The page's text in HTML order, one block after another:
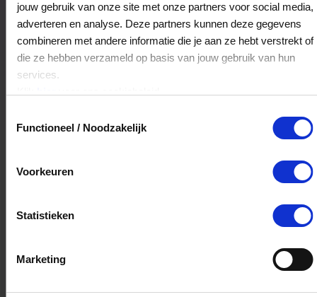
jouw gebruik van onze site met onze partners voor social media,
adverteren en analyse. Deze partners kunnen deze gegevens
combineren met andere informatie die je aan ze hebt verstrekt of
die ze hebben verzameld op basis van jouw gebruik van hun
services.
Functioneel / Noodzakelijk
Voorkeuren
Statistieken
Marketing
Veelgestelde Vragen
Kan ik het saldo in delen besteden?
cadeaukaart in delen uitgeven.
Het volledige saldo op de VVV cadeaukaart
cadeaukaart in delen uitgeven.